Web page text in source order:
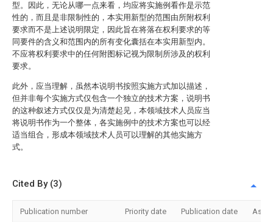
型。因此，无论从哪一点来看，均应将实施例看作是示范
性的，而且是非限制性的，本实用新型的范围由所附权利
要求而不是上述说明限定，因此旨在将落在权利要求的等
同要件的含义和范围内的所有变化囊括在本实用新型内。
不应将权利要求中的任何附图标记视为限制所涉及的权利
要求。
此外，应当理解，虽然本说明书按照实施方式加以描述，
但并非每个实施方式仅包含一个独立的技术方案，说明书
的这种叙述方式仅仅是为清楚起见，本领域技术人员应当
将说明书作为一个整体，各实施例中的技术方案也可以经
适当组合，形成本领域技术人员可以理解的其他实施方
式。
Cited By (3)
Publication number Priority date Publication date